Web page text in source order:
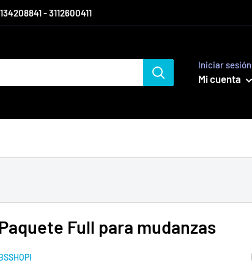
- 3112600411
Iniciar sesión
Mi cuenta
Paquete Full para mudanzas